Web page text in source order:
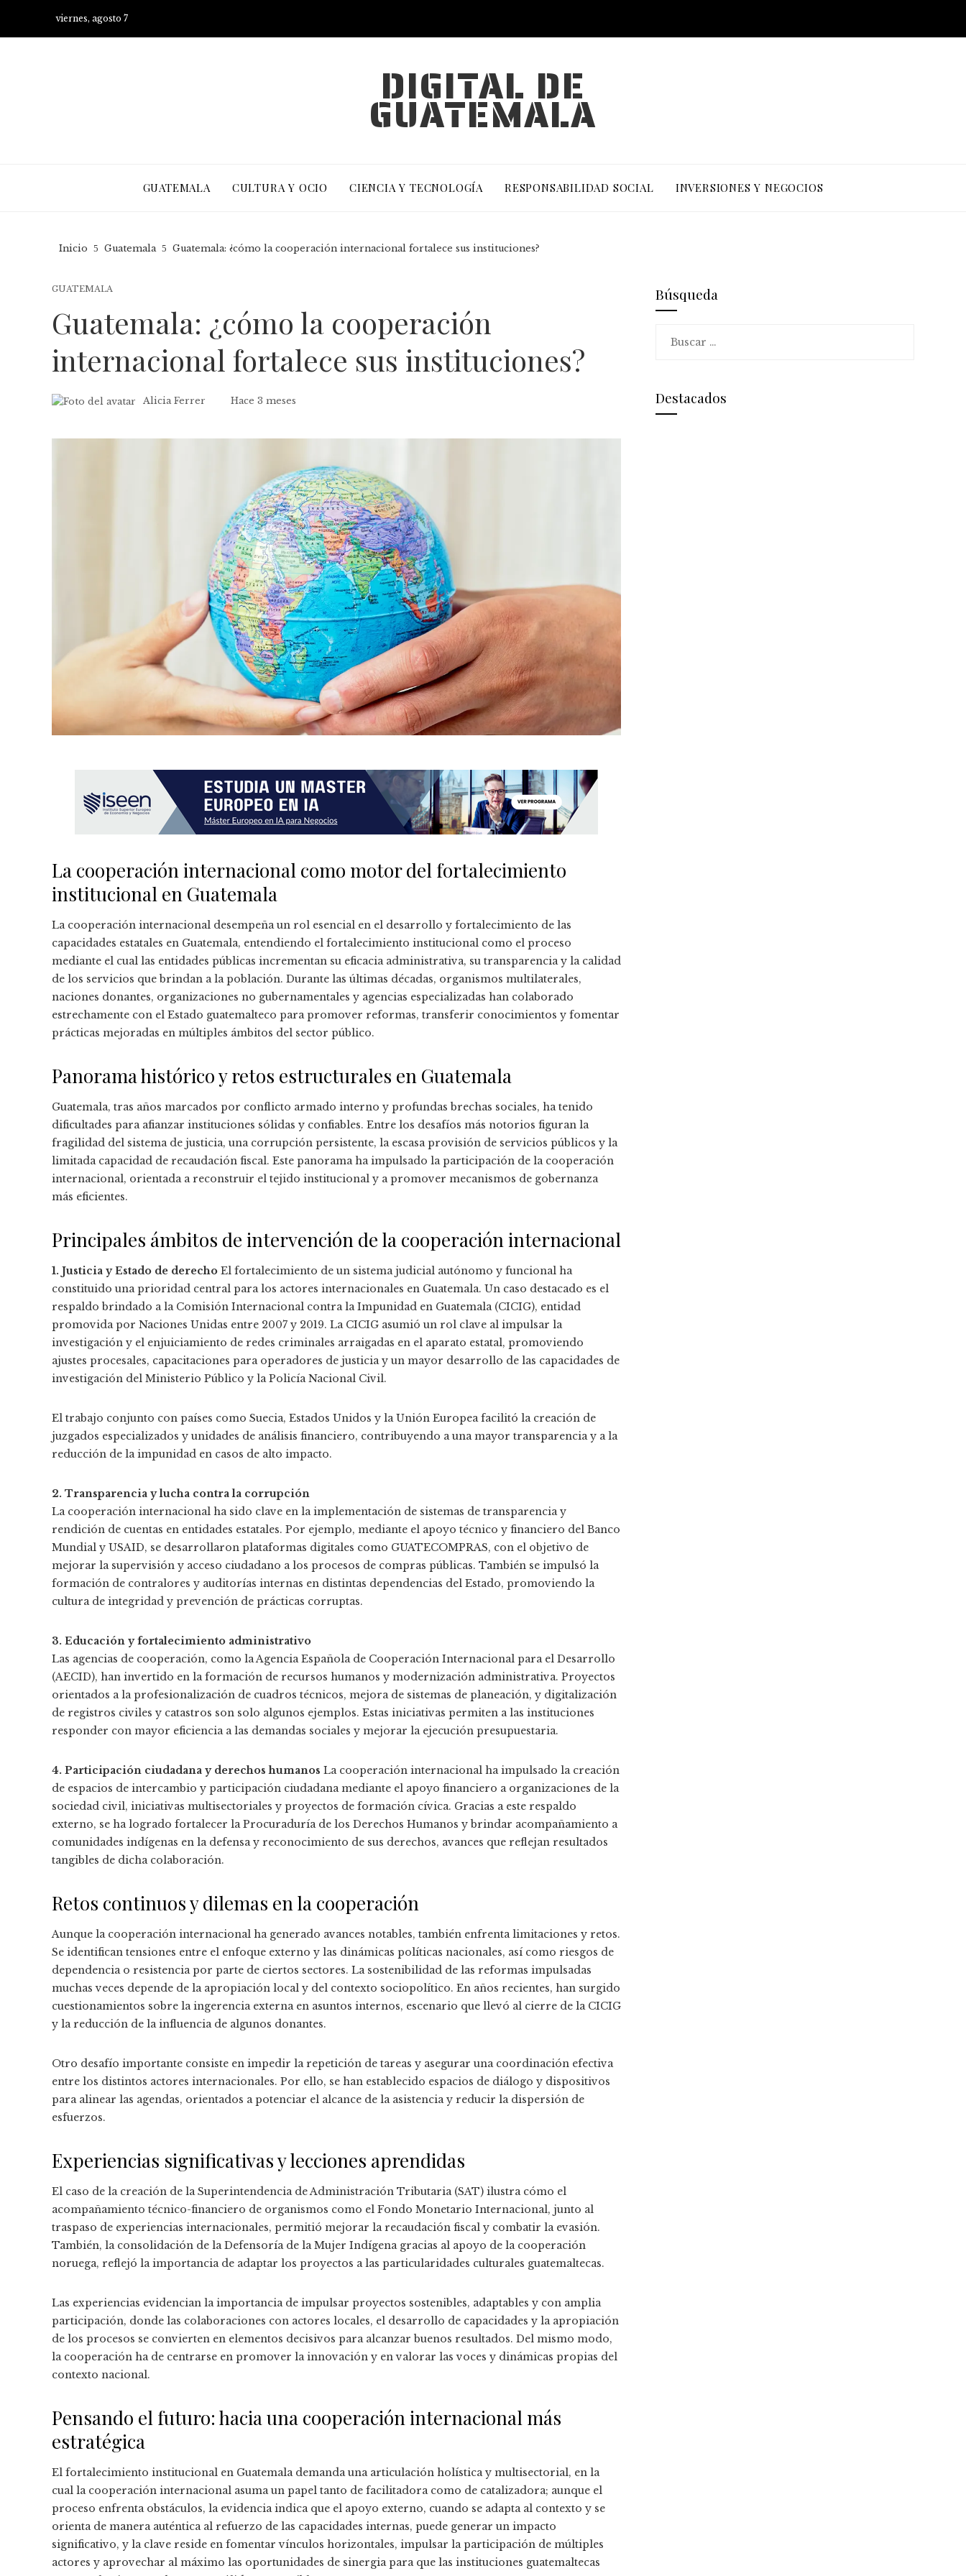
viernes, agosto 7
DIGITAL DE
GUATEMALA
GUATEMALA CULTURA Y OCIO CIENCIA Y TECNOLOGÍA RESPONSABILIDAD SOCIAL INVERSIONES Y NEGOCIOS
Inicio Guatemala Guatemala: ¿cómo la cooperación internacional fortalece sus instituciones?
GUATEMALA
Guatemala: ¿cómo la cooperación
internacional fortalece sus instituciones?
Alicia Ferrer Hace 3 meses
La cooperación internacional como motor del fortalecimiento
institucional en Guatemala
La cooperación internacional desempeña un rol esencial en el desarrollo y fortalecimiento de las
capacidades estatales en Guatemala, entendiendo el fortalecimiento institucional como el proceso
mediante el cual las entidades públicas incrementan su eficacia administrativa, su transparencia y la calidad
de los servicios que brindan a la población. Durante las últimas décadas, organismos multilaterales,
naciones donantes, organizaciones no gubernamentales y agencias especializadas han colaborado
estrechamente con el Estado guatemalteco para promover reformas, transferir conocimientos y fomentar
prácticas mejoradas en múltiples ámbitos del sector público.
Panorama histórico y retos estructurales en Guatemala
Guatemala, tras años marcados por conflicto armado interno y profundas brechas sociales, ha tenido
dificultades para afianzar instituciones sólidas y confiables. Entre los desafíos más notorios figuran la
fragilidad del sistema de justicia, una corrupción persistente, la escasa provisión de servicios públicos y la
limitada capacidad de recaudación fiscal. Este panorama ha impulsado la participación de la cooperación
internacional, orientada a reconstruir el tejido institucional y a promover mecanismos de gobernanza
más eficientes.
Principales ámbitos de intervención de la cooperación internacional
1. Justicia y Estado de derecho El fortalecimiento de un sistema judicial autónomo y funcional ha
constituido una prioridad central para los actores internacionales en Guatemala. Un caso destacado es el
respaldo brindado a la Comisión Internacional contra la Impunidad en Guatemala (CICIG), entidad
promovida por Naciones Unidas entre 2007 y 2019. La CICIG asumió un rol clave al impulsar la
investigación y el enjuiciamiento de redes criminales arraigadas en el aparato estatal, promoviendo
ajustes procesales, capacitaciones para operadores de justicia y un mayor desarrollo de las capacidades de
investigación del Ministerio Público y la Policía Nacional Civil.
El trabajo conjunto con países como Suecia, Estados Unidos y la Unión Europea facilitó la creación de
juzgados especializados y unidades de análisis financiero, contribuyendo a una mayor transparencia y a la
reducción de la impunidad en casos de alto impacto.
2. Transparencia y lucha contra la corrupción
La cooperación internacional ha sido clave en la implementación de sistemas de transparencia y
rendición de cuentas en entidades estatales. Por ejemplo, mediante el apoyo técnico y financiero del Banco
Mundial y USAID, se desarrollaron plataformas digitales como GUATECOMPRAS, con el objetivo de
mejorar la supervisión y acceso ciudadano a los procesos de compras públicas. También se impulsó la
formación de contralores y auditorías internas en distintas dependencias del Estado, promoviendo la
cultura de integridad y prevención de prácticas corruptas.
3. Educación y fortalecimiento administrativo
Las agencias de cooperación, como la Agencia Española de Cooperación Internacional para el Desarrollo
(AECID), han invertido en la formación de recursos humanos y modernización administrativa. Proyectos
orientados a la profesionalización de cuadros técnicos, mejora de sistemas de planeación, y digitalización
de registros civiles y catastros son solo algunos ejemplos. Estas iniciativas permiten a las instituciones
responder con mayor eficiencia a las demandas sociales y mejorar la ejecución presupuestaria.
4. Participación ciudadana y derechos humanos La cooperación internacional ha impulsado la creación
de espacios de intercambio y participación ciudadana mediante el apoyo financiero a organizaciones de la
sociedad civil, iniciativas multisectoriales y proyectos de formación cívica. Gracias a este respaldo
externo, se ha logrado fortalecer la Procuraduría de los Derechos Humanos y brindar acompañamiento a
comunidades indígenas en la defensa y reconocimiento de sus derechos, avances que reflejan resultados
tangibles de dicha colaboración.
Retos continuos y dilemas en la cooperación
Aunque la cooperación internacional ha generado avances notables, también enfrenta limitaciones y retos.
Se identifican tensiones entre el enfoque externo y las dinámicas políticas nacionales, así como riesgos de
dependencia o resistencia por parte de ciertos sectores. La sostenibilidad de las reformas impulsadas
muchas veces depende de la apropiación local y del contexto sociopolítico. En años recientes, han surgido
cuestionamientos sobre la ingerencia externa en asuntos internos, escenario que llevó al cierre de la CICIG
y la reducción de la influencia de algunos donantes.
Otro desafío importante consiste en impedir la repetición de tareas y asegurar una coordinación efectiva
entre los distintos actores internacionales. Por ello, se han establecido espacios de diálogo y dispositivos
para alinear las agendas, orientados a potenciar el alcance de la asistencia y reducir la dispersión de
esfuerzos.
Experiencias significativas y lecciones aprendidas
El caso de la creación de la Superintendencia de Administración Tributaria (SAT) ilustra cómo el
acompañamiento técnico-financiero de organismos como el Fondo Monetario Internacional, junto al
traspaso de experiencias internacionales, permitió mejorar la recaudación fiscal y combatir la evasión.
También, la consolidación de la Defensoría de la Mujer Indígena gracias al apoyo de la cooperación
noruega, reflejó la importancia de adaptar los proyectos a las particularidades culturales guatemaltecas.
Las experiencias evidencian la importancia de impulsar proyectos sostenibles, adaptables y con amplia
participación, donde las colaboraciones con actores locales, el desarrollo de capacidades y la apropiación
de los procesos se convierten en elementos decisivos para alcanzar buenos resultados. Del mismo modo,
la cooperación ha de centrarse en promover la innovación y en valorar las voces y dinámicas propias del
contexto nacional.
Pensando el futuro: hacia una cooperación internacional más
estratégica
El fortalecimiento institucional en Guatemala demanda una articulación holística y multisectorial, en la
cual la cooperación internacional asuma un papel tanto de facilitadora como de catalizadora; aunque el
proceso enfrenta obstáculos, la evidencia indica que el apoyo externo, cuando se adapta al contexto y se
orienta de manera auténtica al refuerzo de las capacidades internas, puede generar un impacto
significativo, y la clave reside en fomentar vínculos horizontales, impulsar la participación de múltiples
actores y aprovechar al máximo las oportunidades de sinergia para que las instituciones guatemaltecas
Búsqueda
Destacados